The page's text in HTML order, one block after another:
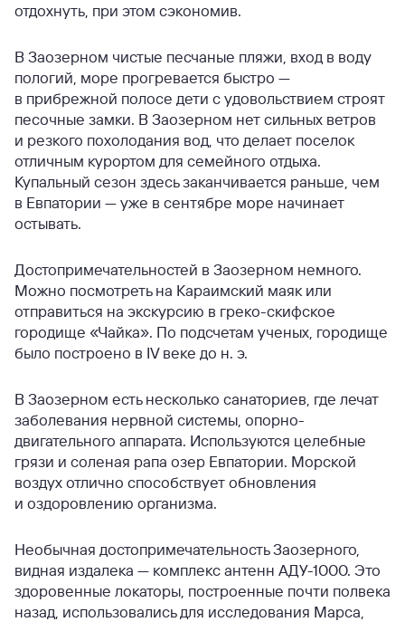
отдохнуть, при этом сэкономив.
В Заозерном чистые песчаные пляжи, вход в воду
пологий, море прогревается быстро —
в прибрежной полосе дети с удовольствием строят
песочные замки. В Заозерном нет сильных ветров
и резкого похолодания вод, что делает поселок
отличным курортом для семейного отдыха.
Купальный сезон здесь заканчивается раньше, чем
в Евпатории — уже в сентябре море начинает
остывать.
Достопримечательностей в Заозерном немного.
Можно посмотреть на Караимский маяк или
отправиться на экскурсию в греко-скифское
городище «Чайка». По подсчетам ученых, городище
было построено в IV веке до н. э.
В Заозерном есть несколько санаториев, где лечат
заболевания нервной системы, опорно-
двигательного аппарата. Используются целебные
грязи и соленая рапа озер Евпатории. Морской
воздух отлично способствует обновления
и оздоровлению организма.
Необычная достопримечательность Заозерного,
видная издалека — комплекс антенн АДУ-1000. Это
здоровенные локаторы, построенные почти полвека
назад, использовались для исследования Марса,